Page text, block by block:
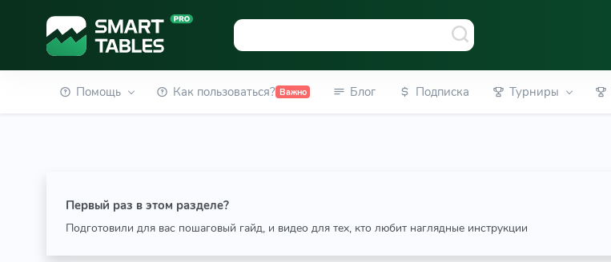
Помощь Как пользоваться? Важно Блог Подписка Турниры
Первый раз в этом разделе?
Подготовили для вас пошаговый гайд, и видео для тех, кто любит наглядные инструкции